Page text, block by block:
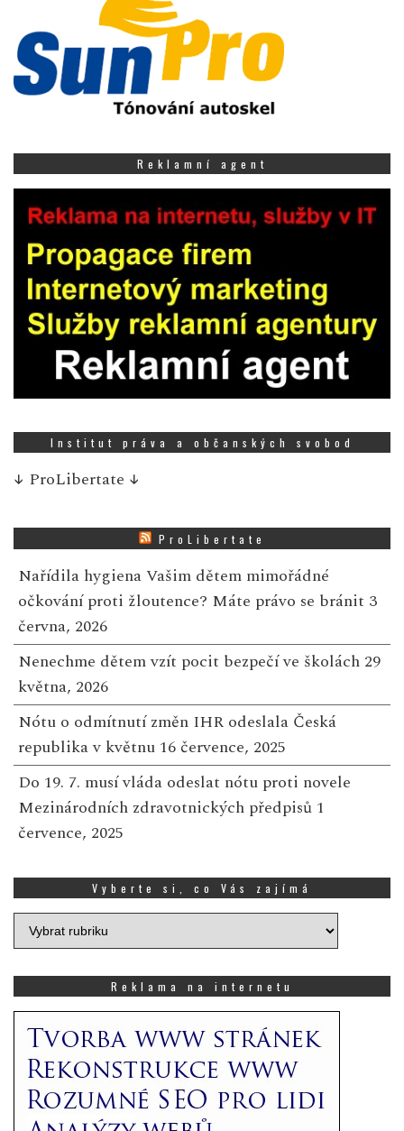
Reklamní agent
Institut práva a občanských svobod
↓ ProLibertate ↓
ProLibertate
Nařídila hygiena Vašim dětem mimořádné
očkování proti žloutence? Máte právo se bránit 3
června, 2026
Nenechme dětem vzít pocit bezpečí ve školách 29
května, 2026
Nótu o odmítnutí změn IHR odeslala Česká
republika v květnu 16 července, 2025
Do 19. 7. musí vláda odeslat nótu proti novele
Mezinárodních zdravotnických předpisů 1
července, 2025
Vyberte si, co Vás zajímá
Vyberte
si,
zajímá
Reklama na internetu